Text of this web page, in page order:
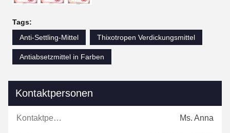
Tags:
Anti-Settling-Mittel
Thixotropen Verdickungsmittel
Antiabsetzmittel in Farben
Kontaktpersonen
Kontaktpersonen: Ms. Anna